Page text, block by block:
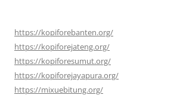
https://kopiforebanten.org/
https://kopiforejateng.org/
https://kopiforesumut.org/
https://kopiforejayapura.org/
https://mixuebitung.org/